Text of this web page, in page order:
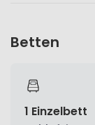
Betten
1 Einzelbett